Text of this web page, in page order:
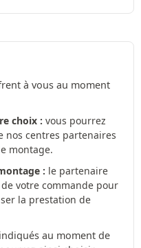
à vous au moment
choix : vous pourrez
nos centres partenaires
montage.
: le partenaire
votre commande pour
la prestation de
au moment de